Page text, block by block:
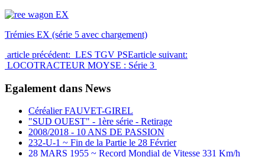
Trémies EX (série 5 avec chargement)
article précédent: LES TGV PSEarticle suivant:
LOCOTRACTEUR MOYSE : Série 3
Egalement dans News
Céréalier FAUVET-GIREL
"SUD OUEST" - 1ère série - Retirage
2008/2018 - 10 ANS DE PASSION
232-U-1 ~ Fin de la Partie le 28 Février
28 MARS 1955 ~ Record Mondial de Vitesse 331 Km/h